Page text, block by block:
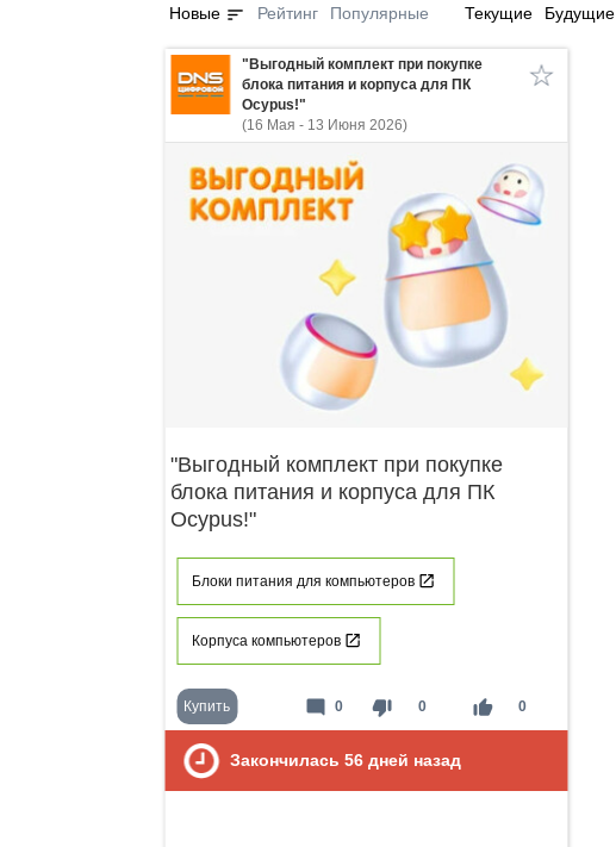
Новые sort Рейтинг Популярные Текущие Будущие
"Выгодный комплект при покупке
блока питания и корпуса для ПК
Ocypus!"
(16 Мая - 13 Июня 2026)
"Выгодный комплект при покупке
блока питания и корпуса для ПК
Ocypus!"
Блоки питания для компьютеров
Корпуса компьютеров
Купить thumb_down 0 thumb_up 0
mode_comment 0
Закончилась 56 дней назад